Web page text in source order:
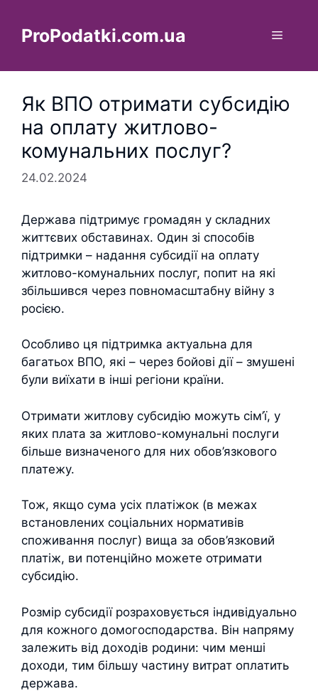
вмістуProPodatki.com.ua Меню
Як ВПО отримати субсидію
на оплату житлово-
комунальних послуг?
24.02.2024
Держава підтримує громадян у складних
життєвих обставинах. Один зі способів
підтримки – надання субсидії на оплату
житлово-комунальних послуг, попит на які
збільшився через повномасштабну війну з
росією.
Особливо ця підтримка актуальна для
багатьох ВПО, які – через бойові дії – змушені
були виїхати в інші регіони країни.
Отримати житлову субсидію можуть сім’ї, у
яких плата за житлово-комунальні послуги
більше визначеного для них обов’язкового
платежу.
Тож, якщо сума усіх платіжок (в межах
встановлених соціальних нормативів
споживання послуг) вища за обов’язковий
платіж, ви потенційно можете отримати
субсидію.
Розмір субсидії розраховується індивідуально
для кожного домогосподарства. Він напряму
залежить від доходів родини: чим менші
доходи, тим більшу частину витрат оплатить
держава.